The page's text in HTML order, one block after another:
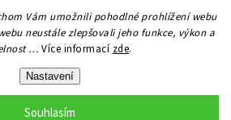
Vám umožnili pohodlné prohlížení webu
neustále zlepšovali jeho funkce, výkon a
… Více informací zde.
Nastavení
Souhlasím